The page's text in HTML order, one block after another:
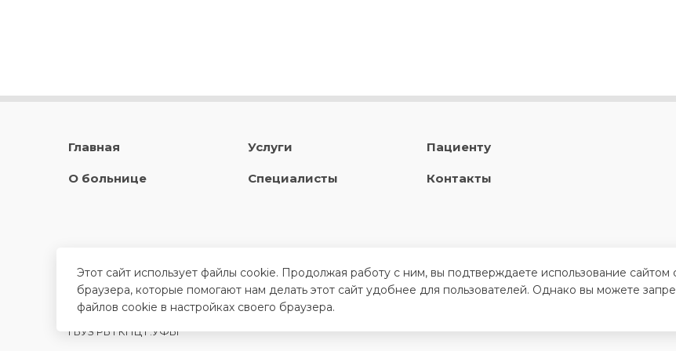
Главная
О больнице
Услуги
Специалисты
Пациенту
Контакты
ГБУЗ РБ ГКПЦ Г.УФЫ
Этот сайт использует файлы cookie. Продолжая работу с ним, вы подтверждаете использование сайтом
браузера, которые помогают нам делать этот сайт удобнее для пользователей. Однако вы можете
файлов cookie в настройках своего браузера.